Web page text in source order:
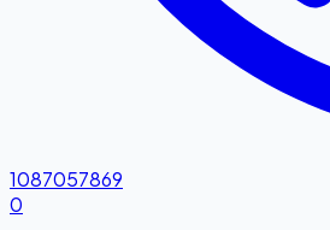
1087057869
0